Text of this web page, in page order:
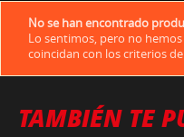
No se han encontrado
Lo sentimos, pero no
coincidan con los criterios
TAMBIÉN TE